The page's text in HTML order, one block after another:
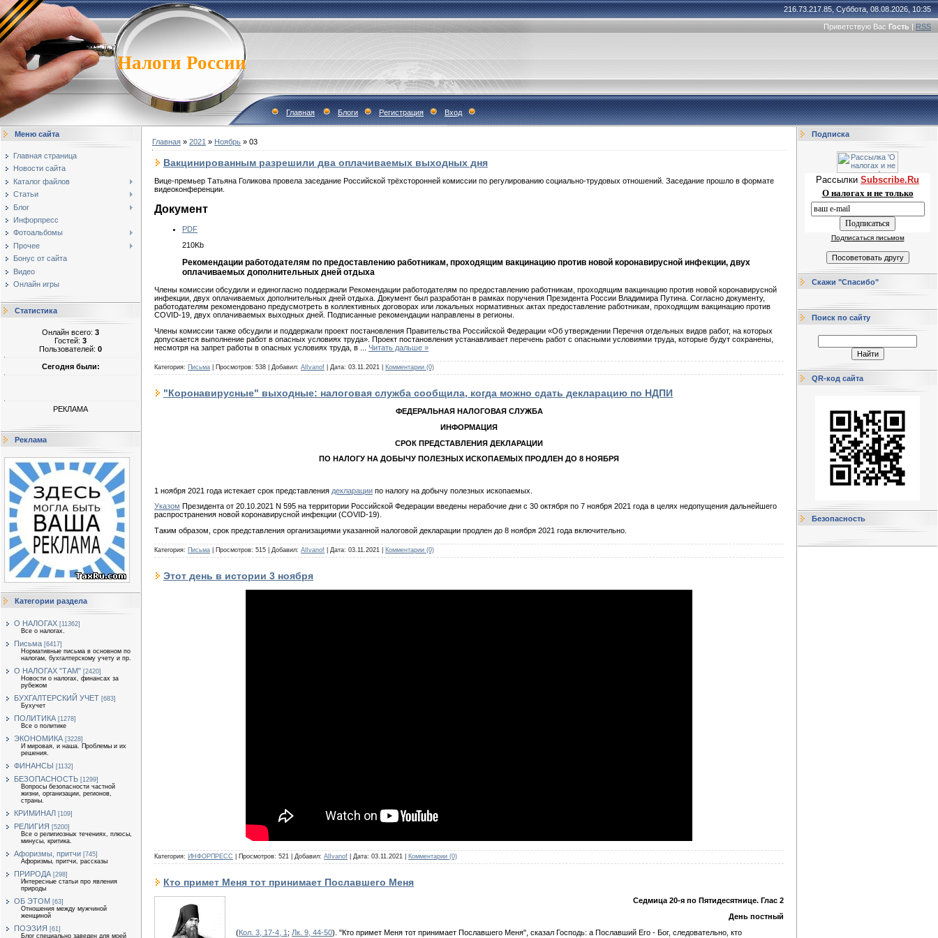
Налоги России
216.73.217.85, Суббота, 08.08.2026, 10:35
Приветствую Вас Гость | RSS
Главная Блоги Регистрация Вход
Меню сайта
Главная страница
Новости сайта
Каталог файлов
Статьи
Блог
Инфорпресс
Фотоальбомы
Прочее
Бонус от сайта
Видео
Онлайн игры
Статистика
Онлайн всего: 3
Гостей: 3
Пользователей: 0
Сегодня были:
РЕКЛАМА
Реклама
Категории раздела
О НАЛОГАХ [11362]
Все о налогах.
Письма [6417]
Нормативные письма в основном по
налогам, бухгалтерскому учету и пр.
О НАЛОГАХ "ТАМ" [2420]
Новости о налогах, финансах за
рубежом
БУХГАЛТЕРСКИЙ УЧЕТ [683]
Бухучет
ПОЛИТИКА [1278]
Все о политике
ЭКОНОМИКА [3228]
И мировая, и наша. Проблемы и их
решения.
ФИНАНСЫ [1132]
БЕЗОПАСНОСТЬ [1299]
Вопросы безопасности частной
жизни, организации, регионов,
страны.
КРИМИНАЛ [109]
РЕЛИГИЯ [5200]
Все о религиозных течениях, плюсы,
минусы, критика.
Афоризмы, притчи [745]
Афоризмы, притчи, рассказы
ПРИРОДА [298]
Интересные статьи про явления
природы
ОБ ЭТОМ [63]
Отношения между мужчиной
женщиной
ПОЭЗИЯ [61]
Блог специально заведен для моей
Главная » 2021 » Ноябрь » 03
Вакцинированным разрешили два оплачиваемых выходных дня
Вице-премьер Татьяна Голикова провела заседание Российской трёхсторонней комиссии по регулированию социально-трудовых отношений. Заседание прошло в формате
видеоконференции.
Документ
PDF
210Kb
Рекомендации работодателям по предоставлению работникам, проходящим вакцинацию против новой коронавирусной инфекции, двух
оплачиваемых дополнительных дней отдыха
Члены комиссии обсудили и единогласно поддержали Рекомендации работодателям по предоставлению работникам, проходящим вакцинацию против новой коронавирусной
инфекции, двух оплачиваемых дополнительных дней отдыха. Документ был разработан в рамках поручения Президента России Владимира Путина. Согласно документу,
работодателям рекомендовано предусмотреть в коллективных договорах или локальных нормативных актах предоставление работникам, проходящим вакцинацию против
COVID-19, двух оплачиваемых выходных дней. Подписанные рекомендации направлены в регионы.
Члены комиссии также обсудили и поддержали проект постановления Правительства Российской Федерации «Об утверждении Перечня отдельных видов работ, на которых
допускается выполнение работ в опасных условиях труда». Проект постановления устанавливает перечень работ с опасными условиями труда, которые будут сохранены,
несмотря на запрет работы в опасных условиях труда, в
Читать дальше »
Категория: Письма Просмотров: 538 Добавил: AlIvanof Дата: 03.11.2021 Комментарии (0)
"Коронавирусные" выходные: налоговая служба сообщила, когда можно сдать декларацию по НДПИ
ФЕДЕРАЛЬНАЯ НАЛОГОВАЯ СЛУЖБА
ИНФОРМАЦИЯ
СРОК ПРЕДСТАВЛЕНИЯ ДЕКЛАРАЦИИ
ПО НАЛОГУ НА ДОБЫЧУ ПОЛЕЗНЫХ ИСКОПАЕМЫХ ПРОДЛЕН ДО 8 НОЯБРЯ
1 ноября 2021 года истекает срок представления декларации по налогу на добычу полезных ископаемых.
Указом Президента от 20.10.2021 N 595 на территории Российской Федерации введены нерабочие дни с 30 октября по 7 ноября 2021 года в целях недопущения дальнейшего
распространения новой коронавирусной инфекции (COVID-19).
Таким образом, срок представления организациями указанной налоговой декларации продлен до 8 ноября 2021 года включительно.
Категория: Письма Просмотров: 515 Добавил: AlIvanof Дата: 03.11.2021 Комментарии (0)
Этот день в истории 3 ноября
Категория: ИНФОРПРЕСС Просмотров: 521 Добавил: AlIvanof Дата: 03.11.2021 Комментарии (0)
Кто примет Меня тот принимает Пославшего Меня
Седмица 20-я по Пятидесятнице. Глас 2
День постный
(Кол. 3, 17-4, 1 ; Лк. 9, 44-50). "Кто примет Меня тот принимает Пославшего Меня", сказал Господь: а Пославший Его - Бог, следовательно, кто
Подписка
Рассылки Subscribe.Ru
О налогах и не только
Подписаться письмом
Скажи "Спасибо"
Поиск по сайту
QR-код сайта
Безопасность